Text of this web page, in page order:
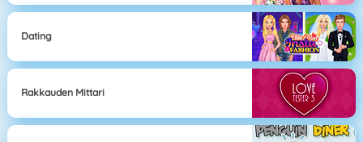
Dating
Rakkauden Mittari